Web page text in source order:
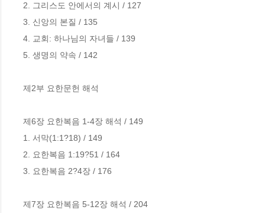
2. 그리스도 안에서의 계시 / 127
3. 신앙의 본질 / 135
4. 교회: 하나님의 자녀들 / 139
5. 생명의 약속 / 142
제2부 요한문헌 해석
제6장 요한복음 1-4장 해석 / 149
1. 서막(1:1?18) / 149
2. 요한복음 1:19?51 / 164
3. 요한복음 2?4장 / 176
제7장 요한복음 5-12장 해석 / 204